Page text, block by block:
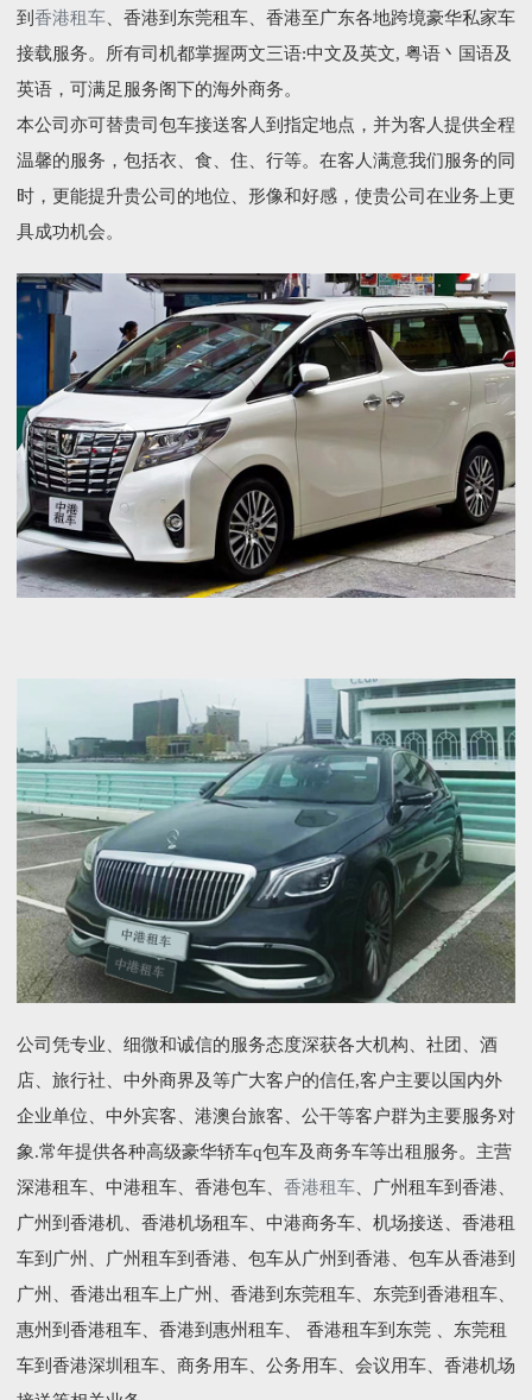
到 香港租车、香港到东莞租车、香港至广东各地跨境豪华私家车
接载服务。所有司机都掌握两文三语:中文及英文, 粤语丶国语及
英语，可满足服务阁下的海外商务。
本公司亦可替贵司包车接送客人到指定地点，并为客人提供全程
温馨的服务，包括衣、食、住、行等。在客人满意我们服务的同
时，更能提升贵公司的地位、形像和好感，使贵公司在业务上更
具成功机会。
公司凭专业、细微和诚信的服务态度深获各大机构、社团、酒
店、旅行社、中外商界及等广大客户的信任,客户主要以国内外
企业单位、中外宾客、港澳台旅客、公干等客户群为主要服务对
象.常年提供各种高级豪华轿车q包车及商务车等出租服务。主营
深港租车、中港租车、香港包车、 香港租车、广州租车到香港、
广州到香港机、香港机场租车、中港商务车、机场接送、香港租
车到广州、广州租车到香港、包车从广州到香港、包车从香港到
广州、香港出租车上广州、香港到东莞租车、东莞到香港租车、
惠州到香港租车、香港到惠州租车、 香港租车到东莞 、东莞租
车到香港深圳租车、商务用车、公务用车、会议用车、香港机场